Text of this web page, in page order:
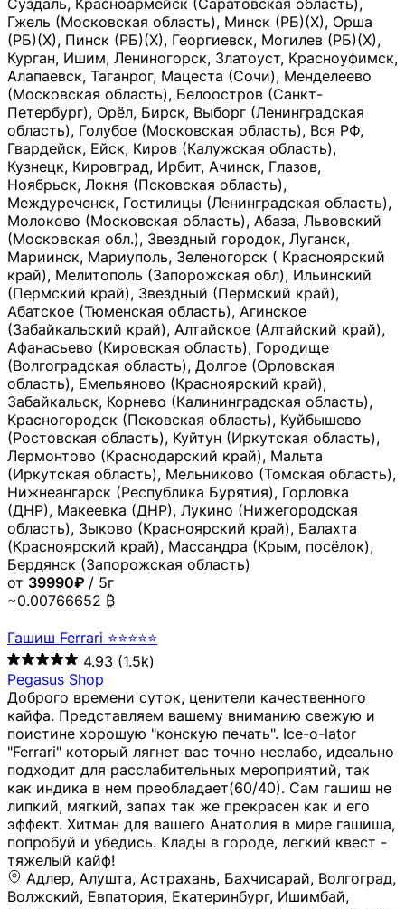
Суздаль, Красноармейск (Саратовская область),
Гжель (Московская область), Минск (РБ)(Х), Орша
(РБ)(Х), Пинск (РБ)(Х), Георгиевск, Могилев (РБ)(Х),
Курган, Ишим, Лениногорск, Златоуст, Красноуфимск,
Алапаевск, Таганрог, Мацеста (Сочи), Менделеево
(Московская область), Белоостров (Санкт-
Петербург), Орёл, Бирск, Выборг (Ленинградская
область), Голубое (Московская область), Вся РФ,
Гвардейск, Ейск, Киров (Калужская область),
Кузнецк, Кировград, Ирбит, Ачинск, Глазов,
Ноябрьск, Локня (Псковская область),
Междуреченск, Гостилицы (Ленинградская область),
Молоково (Московская область), Абаза, Львовский
(Московская обл.), Звездный городок, Луганск,
Мариинск, Мариуполь, Зеленогорск ( Красноярский
край), Мелитополь (Запорожская обл), Ильинский
(Пермский край), Звездный (Пермский край),
Абатское (Тюменская область), Агинское
(Забайкальский край), Алтайское (Алтайский край),
Афанасьево (Кировская область), Городище
(Волгоградская область), Долгое (Орловская
область), Емельяново (Красноярский край),
Забайкальск, Корнево (Калининградская область),
Красногородск (Псковская область), Куйбышево
(Ростовская область), Куйтун (Иркутская область),
Лермонтово (Краснодарский край), Мальта
(Иркутская область), Мельниково (Томская область),
Нижнеангарск (Республика Бурятия), Горловка
(ДНР), Макеевка (ДНР), Лукино (Нижегородская
область), Зыково (Красноярский край), Балахта
(Красноярский край), Массандра (Крым, посёлок),
Бердянск (Запорожская область)
от 39990₽ / 5г
~0.00766652 ₿
Гашиш Ferrari ⭐⭐⭐⭐⭐
4.93 (1.5k)
Pegasus Shop
Доброго времени суток, ценители качественного
кайфа. Представляем вашему вниманию свежую и
поистине хорошую "конскую печать". Ice-o-lator
"Ferrari" который лягнет вас точно неслабо, идеально
подходит для расслабительных мероприятий, так
как индика в нем преобладает(60/40). Сам гашиш не
липкий, мягкий, запах так же прекрасен как и его
эффект. Хитман для вашего Анатолия в мире гашиша,
попробуй и убедись. Клады в городе, легкий квест -
тяжелый кайф!
Адлер, Алушта, Астрахань, Бахчисарай, Волгоград, Волжский, Евпатория, Екатеринбург, Ишимбай, Казань, Керчь, Копейск, Курск, Рыльск, Саки, Салават, Симферополь, Сочи, Старый Крым, Стерлитамак, Судак, Уфа, Феодосия, Хабаровск, Челябинск, Ялта, Джанкой, Новосибирск, Щёлкино, Санкт-Петербург, Мурманск, Сургут, Невинномысск, Черкесск, Усть-Лабинск, Геленджик, Ставрополь, Калуга, Елец, Лебедянь, Данков, Жуковский, Оренбург, Орск (Оренбургская область), Магнитогорск, Пермь, Зеленоград, Солнечногорск, Нижний Новгород, Лысково, Заволжье, Кстово, Балахна (Нижегородская область), Богородск, Бор (Нижегородская область), Саратов, Энгельс, Ижевск, Тюмень, Ростов-на-Дону, Шахты, Новочеркасск, Батайск, Аксай, Люберцы, Истра, Москва, Армавир, Краснодар, Магадан, Самара, Анапа, Славянск-на-Кубани, Чаплыгин, Липецк, Нижний Тагил, Орехово-Зуево, Усть-Джегута, Лянтор, Нефтеюганск, Пыть-Ях, Урень, Ветлуга, Шахунья, Новороссийск, Крымск, Тимашёвск, Тольятти, Воткинск, Звенигород, Руза, Можайск, Белгород, Воронеж, Соликамск, Нытва, Лысьва (Пермский край), Чусовой, Кунгур, Краснокамск, Миасс, Губаха, Тула, Новомосковск, Донской, Омск, Льгов, Мытищи, Королёв, Ивантеевка, Балашиха, Семилуки, Кудымкар, Старый Оскол, Оса (Пермский край), Одинцово (Московская область), Ханты-Мансийск, Лабинск, Темрюк, Курганинск, Белореченск (Краснодарский край), Алупкa, Губкин, Рязань, Калининград, Усть-Илимск, Фрязино, Минеральные Воды, Пятигорск, Кострома, Ярославль, Коркино, Верхняя Пышма, Подольск, Красноярск, Смоленск, Долгопрудный, Чебоксары, Калачинск, Канск, Киров (Кировская область), Вологда, Рославль, Владивосток, Обнинск, Балабаново (Калужская область), Малоярославец, Брянск, Видное, Ярцево, Вязьма, Гагарин, Приволжск, Фурманов, Чайковский, Кинешма, Горячий Ключ, Улан-Удэ, Туймазы, Дюртюли, Альметьевск, Нефтекамск, Хадыженск, Апшеронск, Майкоп, Уссурийск, Ульяновск, Гатчина, Луга (Ленинградская область), Надым, Ногинск, Электросталь, Железнодорожный (Московская область), Бутурлиновка, Кириллов, Краснознаменск (Калиниградская область), Мышкин, Томмот, Холм, Абакан, Абдулино, Агидель, Агрыз, Адыгейск, Азнакаево, Алатырь, Алдан, Алейск, Александров, Александровск, Алексеевка (Белгородская обл.), Алексин, Амурск, Анадырь, Ангарск, Андреаполь, Анжеро-Судженск, Анива, Апатиты, Арамиль, Ардон, Арзамас, Аркадак, Арсеньев, Артём, Артёмовский, Архангельск, Асбест, Асино, Аткарск, Ахтубинск, Аша, Бабаево (Вологодская область), Бавлы (Республика Татарстан), Байкальск, Бакал, Баксан, Балаклава, Балаково (Саратовская область), Балашов (Саратовская область), Балтийск, Барабинск, Барнаул, Барыш (Ульяновская область), Бежецк, Белая Калитва (Ростовская область), Белебей, Белогорск (Крым), Белозерск, Белокуриха, Беломорск, Белоозёрский (Московская область), Белорецк (Республика Башкортостан), Кызыл, Белоярский (Ханты-Мансийский АО), Бердск, Березники (Пермский край), Берёзовский (Кемеровская область), Берёзовский (Свердловская область), Беслан, Бийск, Бикин, Билибино, Биробиджан, Благовещенск (Амурская область), Благовещенск (Башкортостан), Бобров, Богородицк, Боготол, Богучар, Бокситогорск (Ленинградская область), Бологое (Тверская область), Болхов, Большой Камень (Приморский край), Борисоглебск (Воронежская область), Боровичи (Новгородская область), Боровск, Бородино, Братск, Бронницы (Московская область), Бугульма (Республика Татарстан), Бугуруслан (Оренбургская область), Буинск, Буй, Буйнакск, Валдай, Валуйки, Велиж, Великие Луки, Великий Новгород, Великий Устюг, Вельск, Венёв, Верещагино, Верхнеуральск, Верхний Уфалей, Верхняя Салда, Верхняя Тура, Весьегонск, Вилючинск, Вихоревка, Вичуга, Владикавказ, Волгодонск, Волгореченск, Володарск, Волосово, Волчанск, Вольск, Воркута, Ворсма, Всеволожск (Ленинградская область), Вуктыл, Выкса, Высоковск, Высоцк, Вытегра, Вышний Волочёк, Вяземский, Вязники, Вятские Поляны, Нея, Шилка, Гаврилов Посад, Гаврилов-Ям, Гай, Галич, Гдов, Голицыно, Горно-Алтайск, Горнозаводск, Горняк, Городец, Гороховец, Гремячинск, Грозный, Грязи, Грязовец, Губкинский, Гуково, Гулькевичи, Гурьевск (Калининградская область), Гурьевск (Кемеровская область), Гусев, Гусь-Хрустальный, Давлеканово, Далматово, Дальнегорск, Дегтярск, Дедовск, Демидов, Дербент, Десногорск, Дзержинск, Дзержинский (Московская область), Дивногорск, Димитровград, Дмитровск, Дно, Добрянка, Долинск, Домодедово, Донецк (ДНР), Дорогобуж, Дрезна, Дубна, Дудинка, Духовщина, Дятьково, Егорьевск, Елабуга, Елизово, Ельня (Будет изменено название), Емва, Енисейск, Ермолино, Ершов, Ессентуки, Ефремов, Железноводск, Железногорск (Красноярский край), Железногорск (Курская область), Железногорск-Илимский, Жигулёвск, Жиздра, Жирновск, Жуков, Жуковка, Заводоуковск, Заволжск, Задонск, Заинск, Заозёрный, Заозёрск, Западная Двина, Заполярный, Зарайск, Заречный (Пензенская область), Заречный (Свердловская область), Заринск, Звенигово, Зверево, Зеленогорск ( Ленинградская обл. ), Зеленоградск, Зеленодольск, Зеленокумск, Зерноград, Зима, Змеиногорск, Зубцов, Ивангород, Иваново, Ивдель, Избербаш, Изобильный, Иланский, Инза, Инкерман, Инта, Ипатово, Искитим, Йошкар-Ола, Кадников, Калач, Калач-на-Дону, Калининск, Калтан, Калязин, Камбарка, Каменка (Пензенская область), Каменногорск (Ленинградская область), Каменск-Уральский, Каменск-Шахтинский, Камень-на-Оби, Камешково, Камышин, Канаш, Кандалакша, Карабаново, Карабаш, Карачаевск, Каргат, Каргополь, Карпинск, Карталы, Касимов, Касли, Каспийск, Катав-Ивановск, Катайск, Качканар, Кашин, Кашира, Кемерово, Кемь, Кизел, Кизилюрт, Кизляр, Кимовск, Кимры, Кингисепп, Кинель, Киреевск, Киренск, Киржач, Кириши, Кирово-Чепецк, Кировск (Ленинградская область), Кировск (Мурманская область), Кирсанов, Киселёвск, Кисловодск, Климовск, Клинцы, Княгинино, Ковдор, Ковров, Когалым, Козельск, Козьмодемьянск, Кола, Кологрив, Колпашево, Колпино, Кольчугино, Комсомольск, Комсомольск-на-Амуре, Конаково, Кондопога, Кондрово, Константиновск, Кораблино, Кореновск, Корсаков, Коряжма, Костерёво, Костомукша, Котельники, Котельниково, Котельнич, Котлас, Котовск, Кохма, Красноармейск (Московская область), Краснозаводск, Краснознаменск (Московская область), Краснокаменск, Краснослободск (Волгоградская область), Краснотурьинск, Красноуральск, Красный Сулин, Кремёнки, Кропоткин, Кубинка, Кувшиново (Тверская область), Кудрово, Кулебаки, Кумертау, Курлово, Куровское, Куртамыш, Курчатов, Куса, Кушва, Кыштым, Лабытнанги, Лагань, Лаишево (Республика Татарстан), Лакинск, Лангепас, Лахденпохья, Ленинск-Кузнецкий, Ленск (Республика Саха), Лермонтов (Ставропольский край), Лесозаводск (Приморский край), Лесосибирск, Ливны (Орловская область), Ликино-Дулёво, Липки (Тульская область), Лиски (Воронежская область), Лихославль, Лодейное Поле, Ломоносов (Санкт-Петербург), Лосино-Петровский, Лукоянов, Луховицы, Лыткарино, Любань (Ленинградская область), Любим, Людиново, Магас, Майский, Макаров, Малая Вишера, Малгобек, Мамадыш, Мамоново, Мантурово, Маркс, Махачкала, Мглин, Мегион, Медвежьегорск, Медногорск, Медынь, Меленки, Мелеуз, Менделеевск, Мещовск, Микунь, Миллерово, Минусинск, Миньяр, Мирный (Архангельская область), Мирный (Якутия), Михайловка (Город), Михайловск (Свердловская область), Михайловск (Ставропольский край), Могоча, Можга, Моздок, Мончегорск, Морозовск, Моршанск, Мосальск, Муравленко, Мурино, Муром, Мценск, Мыски, Набережные Челны, Навашино (Нижегородская область), Назарово (Красноярский край), Назрань, Нальчик, Наро-Фоминск, Нарткала, Нарьян-Мар, Находка, Невель (Псковская область), Невельск, Невьянск, Нелидово (Тверская область), Неман, Нерехта (Костромская область), Нерюнгри, Нестеров, Нефтегорск (Самарская область), Нефтекумск, Нижневартовск, Нижнекамск (Республика Татарстан), Нижнеудинск, Нижние Серги, Нижний Ломов, Нижняя Тура, Николаевск-на-Амуре, Никольск (Вологодская область), Никольск (Пензенская область), Новая Ладога, Новая Ляля, Новоалександровск, Новоалтайск, Нововоронеж, Новодвинск, Новозыбков, Новокубанск, Новокуйбышевск, Новомичуринск, Новопавловск, Новоржев, Новосокольники, Новотроицк, Новоульяновск, Новоуральск, Новохопёрск, Новочебоксарск, Новошахтинск, Новый Оскол, Новый Уренгой, Норильск, Нурлат, Нягань, Нязепетровск, Няндома, Облучье, Обоянь, Озёрск (Калининградская область), Озёрск (Челябинская область), Озёры, Октябрьск (Самарская область), Октябрьский (Башкортостан), Окуловка (Новгородская область), Оленегорск, Олонец, Онега, Опочка, Осинники, Осташков, Остров, Острогожск, Отрадный, Оха, Павлово, Павловск (Воронежская область), Павловск (Санкт-Петербург), Павловский Посад, Партизанск, Певек, Пенза, Первоуральск, Перевоз, Пересвет, Переславль-Залесский, Пестово (Новгородская область), Петрозаводск, Петропавловск-Камчатский, Печоры, Пикалёво, Пионерский, Питкяранта, Плавск, Плёс, Подпорожье, Покачи, Покров, Покровск, Полесск, Полысаево, Полярные Зори, Полярный, Поронайск, Порхов, Похвистнево, Почеп, Починок, Пошехонье, Правдинск, Приморск (Калининградская область), Приморско-Ахтарск, Приозерск, Прокопьевск, Протвино, Прохладный, Пугачёв, Пудож, Пустошка, Пушкино, Пущино, Пыталово, Радужный (Владимирская область), Радужный (Ханты-Мансийский АО), Райчихинск, Раменское, Рассказово, Ревда, Реж, Реутов, Родники, Россошь, Ростов (Ярославская обл.), Рошаль, Ртищево, Рубцовск, Рузаевка, Рыбинск, Рыбное, Ряжск, Салехард, Сальск, Саранск, Сарапул, Саров, Сасово, Сатка, Сафоново, Саяногорск, Саянск, Светлогорск, Светлоград, Светлый, Светогорск (Ленинградская область), Свободный, Себеж, Северобайкальск, Северодвинск, Североуральск, Сегежа, Семикаракорск, Сенгилей, Серафимович, Сергач, Сергиев Посад, Сердобск, Сертолово (Ленинградская область), Сестрорецк (Ленинградская область), Сибай, Скопин, Славгород, Сланцы, Слободской, Слюдянка, Собинка, Советск (Кировская область), Советск (Калининградская область), Советск (Тульская область), Советская Гавань, Советский (Ханты-Мансийский АО), Сокол (Вологодская область), Солигалич, Соль-Илецк, Сольцы, Сортавала, Сосенский, Сосновоборск, Сосновый Бор (Ленинградская область), Сосногорск, Спас-Клепики, Спасск-Рязанский, С